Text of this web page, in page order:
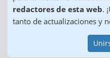
redactores de esta web.
tanto de actualizaciones y